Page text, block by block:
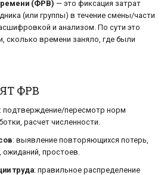
(ФРВ) — это фиксация затрат
(или группы) в течение смены/части
и анализом. По сути это
сколько времени заняло, где были
ФРВ
: подтверждение/пересмотр норм
расчет численности.
: выявление повторяющихся потерь,
ожиданий, простоев.
труда: правильное распределение